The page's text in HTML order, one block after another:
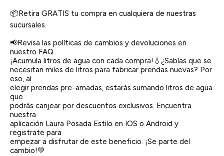
📦Retira GRATIS tu compra en cualquiera de nuestras
sucursales.
📢Revisa las políticas de cambios y devoluciones en
nuestro FAQ.
¡Acumula litros de agua con cada compra!💧¿Sabías que se
necesitan miles de litros para fabricar prendas nuevas? Por
eso, al
elegir prendas pre-amadas, estarás sumando litros de agua
que
podrás canjear por descuentos exclusivos. Encuentra
nuestra
aplicación Laura Posada Estilo en IOS o Android y
registrate para
empezar a disfrutar de este beneficio. ¡Se parte del
cambio!💚